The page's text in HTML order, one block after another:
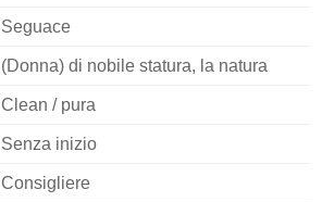
Seguace
(Donna) di nobile statura, la natura
Clean / pura
Senza inizio
Consigliere